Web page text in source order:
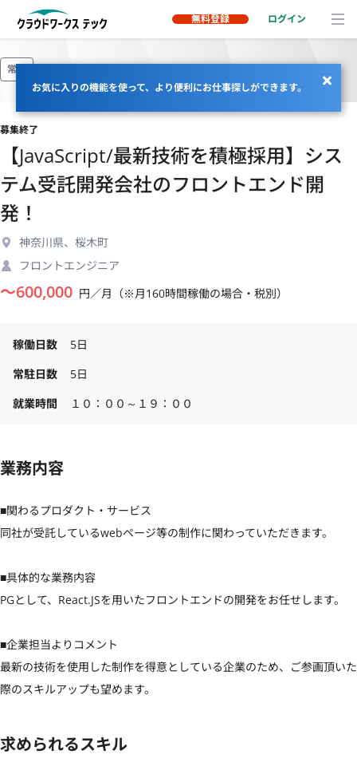
無料登録 ログイン
お気に入りの機能を使って、より便利にお仕事探しができます。
常駐
募集終了
【JavaScript/最新技術を積極採用】シス
テム受託開発会社のフロントエンド開
発！
神奈川県、桜木町
フロントエンジニア
〜600,000 円／月（※月160時間稼働の場合・税別）
稼働日数
5日
常駐日数
5日
就業時間
１０：００～１９：００
業務内容
■関わるプロダクト・サービス
同社が受託しているwebページ等の制作に関わっていただきます。
■具体的な業務内容
PGとして、React.JSを用いたフロントエンドの開発をお任せします。
■企業担当よりコメント
最新の技術を使用した制作を得意としている企業のため、ご参画頂いた
際のスキルアップも望めます。
求められるスキル